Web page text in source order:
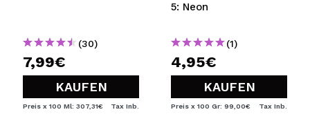
(30)
7,99€
KAUFEN
Preis x 100 Ml: 307,31€ Tax Inb.
5: Neon
(1)
4,95€
KAUFEN
Preis x 100 Gr: 99,00€ Tax Inb.